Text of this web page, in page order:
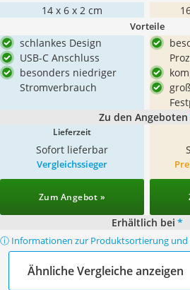
‎14 x 6 x 2 cm
Vorteile
schlankes Design
USB-C Anschluss
besonders niedriger
Stromverbrauch
Zu den Angeboten
Lieferzeit
Sofort lieferbar
Vergleichssieger
Zum Angebot »
Erhältlich bei *
ⓘ Informationen zur Produktsortierung und
Ähnliche Vergleiche anzeigen